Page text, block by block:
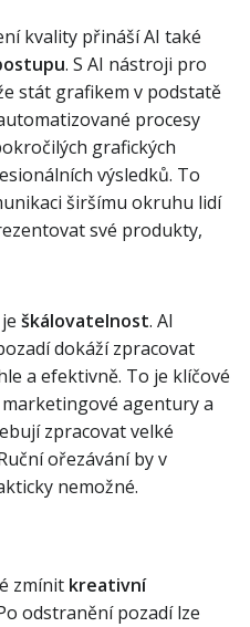
kvality přináší AI také
. S AI nástroji pro
stát grafikem v podstatě
procesy
grafických
výsledků. To
širšímu okruhu lidí
své produkty,
škálovatelnost. AI
dokáží zpracovat
a efektivně. To je klíčové
agentury a
zpracovat velké
ořezávání by v
nemožné.
zmínit kreativní
odstranění pozadí lze